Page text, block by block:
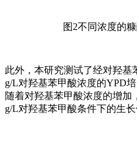
图2不同浓度的
此外，本研究测试了经对羟基
g/L对羟基苯甲酸浓度的YPD
随着对羟基苯甲酸浓度的增加
g/L对羟基苯甲酸条件下的生